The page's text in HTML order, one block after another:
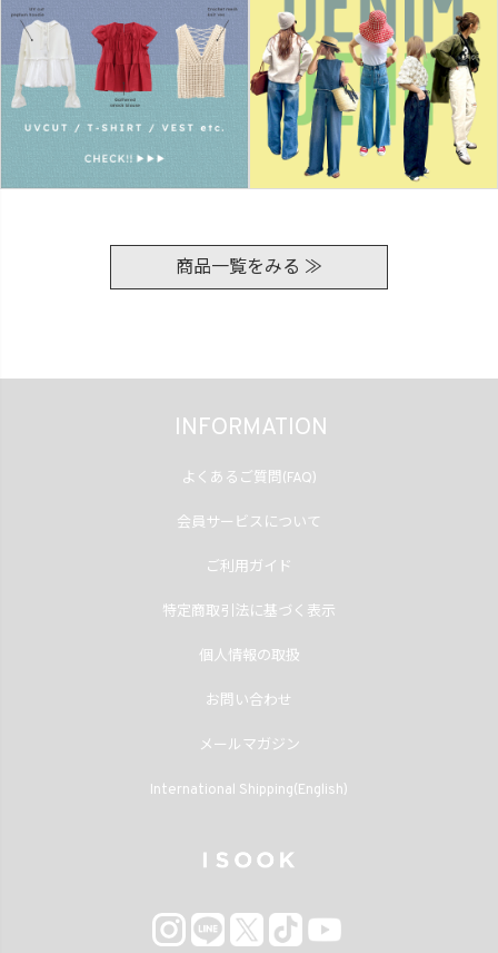
商品一覧をみる ≫
INFORMATION
よくあるご質問(FAQ)
会員サービスについて
ご利用ガイド
特定商取引法に基づく表示
個人情報の取扱
お問い合わせ
メールマガジン
International Shipping(English)